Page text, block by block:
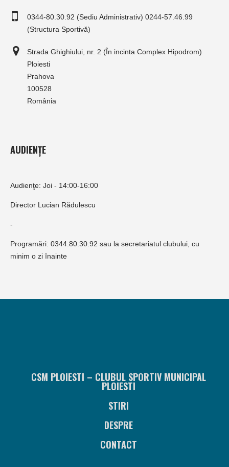
0344-80.30.92 (Sediu Administrativ) 0244-57.46.99
(Structura Sportivă)
Strada Ghighiului, nr. 2 (În incinta Complex Hipodrom)
Ploiesti
Prahova
100528
România
AUDIENȚE
Audienţe: Joi - 14:00-16:00
Director Lucian Rădulescu
-
Programări: 0344.80.30.92 sau la secretariatul clubului, cu
minim o zi înainte
CSM PLOIESTI – CLUBUL SPORTIV MUNICIPAL
PLOIESTI
STIRI
DESPRE
CONTACT